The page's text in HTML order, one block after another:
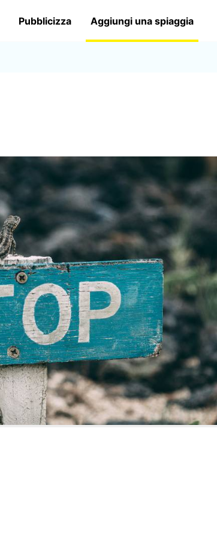
Pubblicizza Aggiungi una spiaggia